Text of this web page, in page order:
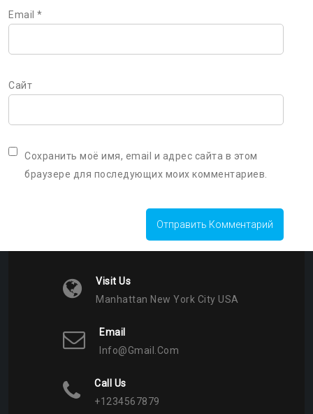
Email *
Сайт
Сохранить моё имя, email и адрес сайта в этом
браузере для последующих моих комментариев.
Visit Us
Manhattan New York City USA
Email
Info@gmail.com
Call Us
+1234567879